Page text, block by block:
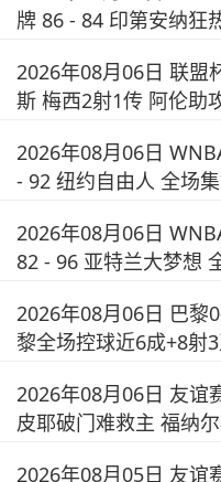
牌 86 - 84 印第安纳狂
2026年08月06日 联盟
斯 梅西2射1传 阿伦助
2026年08月06日
- 92 纽约自由人 全场
2026年08月06日
82 - 96 亚特兰大梦想
2026年08月06日 巴黎
黎全场控球近6成+8射
2026年08月06日 友谊
皮耶破门难救主 福纳
2026年08月05日 友谊